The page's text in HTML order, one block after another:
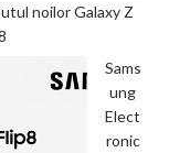
noilor Galaxy Z
Sams
ung
Elect
ronic